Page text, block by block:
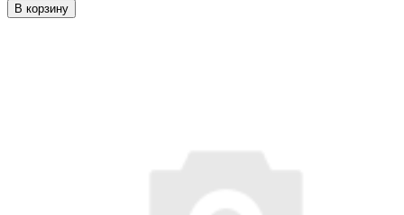
В корзину